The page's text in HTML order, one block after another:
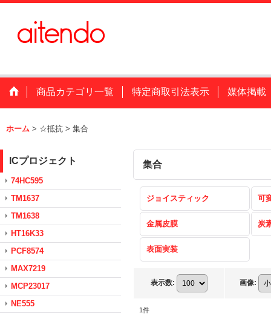
商品カテゴリ一覧 特定商取引法表示 媒体掲載
ホーム > ☆抵抗 > 集合
ICプロジェクト
74HC595
TM1637
TM1638
HT16K33
PCF8574
MAX7219
MCP23017
NE555
集合
ジョイスティック 可
金属皮膜 炭
表面実装
表示数: 画像:
1件